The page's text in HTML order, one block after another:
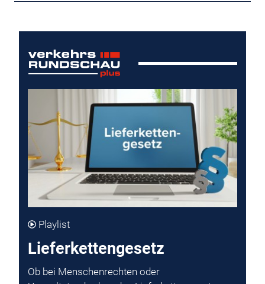
Playlist
Lieferkettengesetz
Ob bei Menschenrechten oder